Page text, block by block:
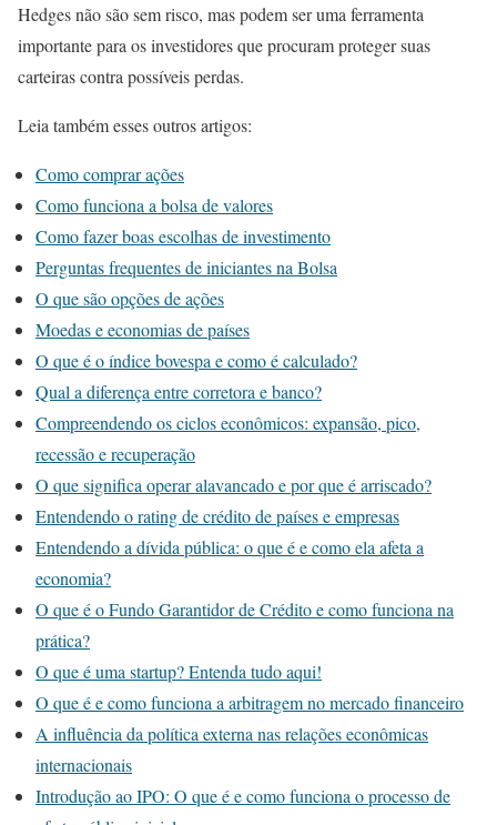
Hedges não são sem risco, mas podem ser uma ferramenta
importante para os investidores que procuram proteger suas
carteiras contra possíveis perdas.
Leia também esses outros artigos:
Como comprar ações
Como funciona a bolsa de valores
Como fazer boas escolhas de investimento
Perguntas frequentes de iniciantes na Bolsa
O que são opções de ações
Moedas e economias de países
O que é o índice bovespa e como é calculado?
Qual a diferença entre corretora e banco?
Compreendendo os ciclos econômicos: expansão, pico,
recessão e recuperação
O que significa operar alavancado e por que é arriscado?
Entendendo o rating de crédito de países e empresas
Entendendo a dívida pública: o que é e como ela afeta a
economia?
O que é o Fundo Garantidor de Crédito e como funciona na
prática?
O que é uma startup? Entenda tudo aqui!
O que é e como funciona a arbitragem no mercado financeiro
A influência da política externa nas relações econômicas
internacionais
Introdução ao IPO: O que é e como funciona o processo de